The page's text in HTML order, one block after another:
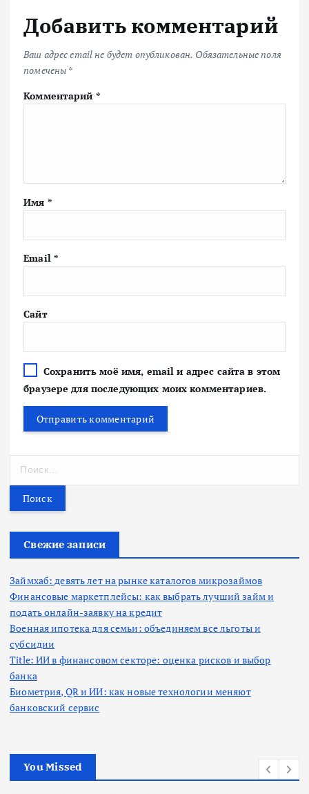
Добавить комментарий
Ваш адрес email не будет опубликован. Обязательные поля
помечены *
Комментарий *
Имя *
Email *
Сайт
Сохранить моё имя, email и адрес сайта в этом
браузере для последующих моих комментариев.
т
Свежие записи
Займхаб: девять лет на рынке каталогов микрозаймов
Финансовые маркетплейсы: как выбрать лучший займ и
подать онлайн-заявку на кредит
Военная ипотека для семьи: объединяем все льготы и
субсидии
Title: ИИ в финансовом секторе: оценка рисков и выбор
банка
Биометрия, QR и ИИ: как новые технологии меняют
банковский сервис
You Missed